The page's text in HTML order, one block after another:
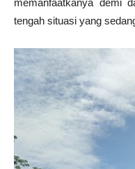
memanfaatkanya demi
tengah situasi yang